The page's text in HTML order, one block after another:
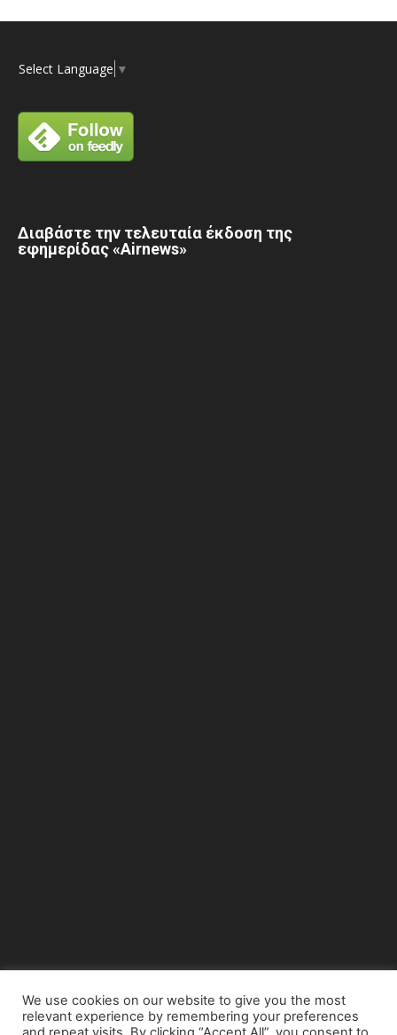
Select Language ▼
Διαβάστε την τελευταία έκδοση της
εφημερίδας «Airnews»
© Copyright 2015 - www.airnews.gr
We use cookies on our website to give you the most
relevant experience by remembering your preferences